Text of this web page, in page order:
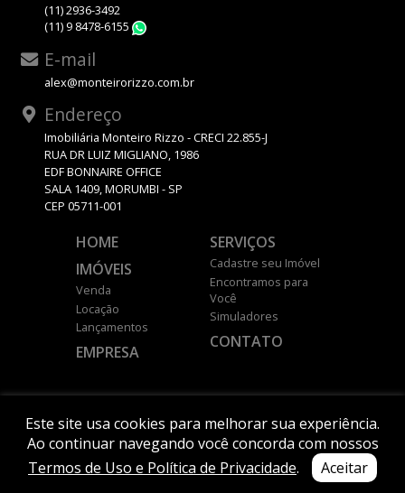
Este site usa cookies para melhorar sua experiência.
Ao continuar navegando você concorda com nossos
Termos de Uso e Política de Privacidade. Aceitar
(11) 2936-3492
(11) 9 8478-6155
E-mail
alex@monteirorizzo.com.br
Endereço
Imobiliária Monteiro Rizzo - CRECI 22.855-J
RUA DR LUIZ MIGLIANO, 1986
EDF BONNAIRE OFFICE
SALA 1409, MORUMBI - SP
CEP 05711-001
HOME
IMÓVEIS
Venda
Locação
Lançamentos
EMPRESA
SERVIÇOS
Cadastre seu Imóvel
Encontramos para
Você
Simuladores
CONTATO
© 2026 MONTEIRO RIZZO.